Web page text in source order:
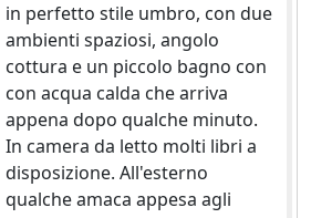
in perfetto stile umbro, con due
ambienti spaziosi, angolo
cottura e un piccolo bagno con
con acqua calda che arriva
appena dopo qualche minuto.
In camera da letto molti libri a
disposizione. All'esterno
qualche amaca appesa agli